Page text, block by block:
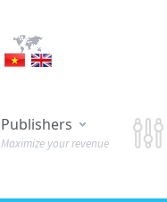
Publishers
Maximize your revenue